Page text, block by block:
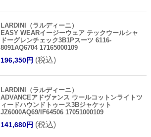
LARDINI（ラルディーニ）
EASY WEARイージーウェア テックウールシャ
ドーグレンチェック3B1Pスーツ 6116-
8091AQ6704 17165000109
196,350円 (税込)
LARDINI（ラルディーニ）
ADVANCEアドヴァンス ウールコットンライトツ
ィードハウンドトゥース3Bジャケット
JZ6000AQ69/IF64506 17051000109
141,680円 (税込)